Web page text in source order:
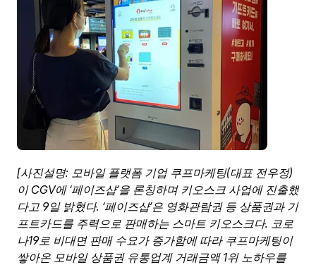
[사진설명: 모바일 플랫폼 기업 쿠프마케팅(대표 전우정)
이 CGV에 ‘페이즈샵’을 론칭하며 키오스크 사업에 진출했
다고 9일 밝혔다. ‘페이즈샵’은 영화관람권 등 상품권과 기
프트카드를 주력으로 판매하는 스마트 키오스크다. 코로
나19로 비대면 판매 수요가 증가함에 따라 쿠프마케팅이
쌓아온 모바일 상품권 유통업계 거래금액 1위 노하우를